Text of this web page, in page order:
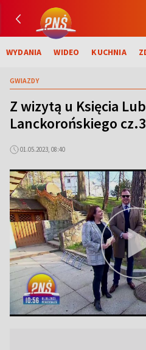
WYDANIA WIDEO KUCHNIA
GWIAZDY
Z wizytą u Księcia
Lanckorońskiego cz.3
01.05.2023, 08:40